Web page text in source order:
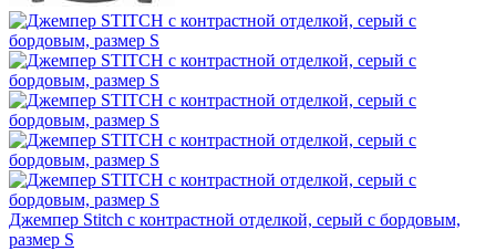
Джемпер Stitch с контрастной отделкой, серый с бордовым,
размер S